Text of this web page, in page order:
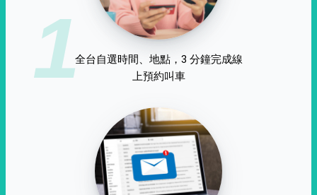
1全台自選時間、地點，3 分鐘完成線
上預約叫車